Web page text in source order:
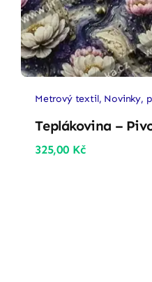
Metrový textil, Novinky,
Teplákovina –
325,00 Kč